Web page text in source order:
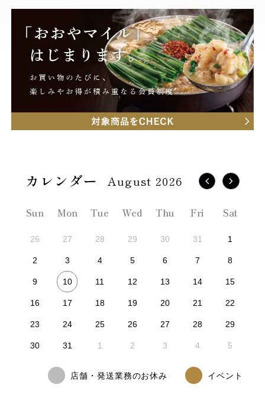
August 2026
Sun Mon Tue Wed Thu Fri Sat
26 27 28 29 30 31 1
2 3 4 5 6 7 8
9 10 11 12 13 14 15
16 17 18 19 20 21 22
23 24 25 26 27 28 29
30 31 1 2 3 4 5
店舗・発送業務のお休み イベント